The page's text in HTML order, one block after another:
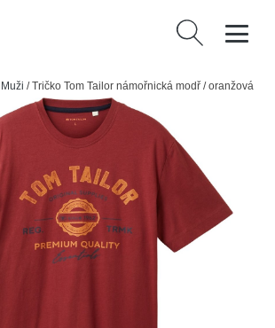
Vyhledávání
Muži /Tričko Tom Tailor námořnická modř / oranžová